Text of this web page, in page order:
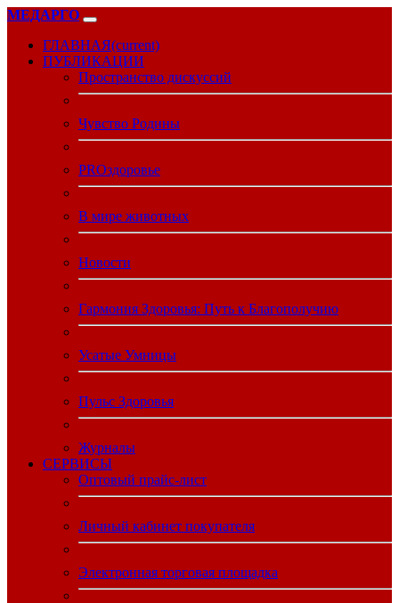
МЕДАРГО
ГЛАВНАЯ(current)
ПУБЛИКАЦИИ
Пространство дискуссий
Чувство Родины
PROздоровье
В мире животных
Новости
Гармония Здоровья: Путь к Благополучию
Усатые Умницы
Пульс Здоровья
Журналы
CЕРВИСЫ
Оптовый прайс-лист
Личный кабинет покупателя
Электронная торговая площадка